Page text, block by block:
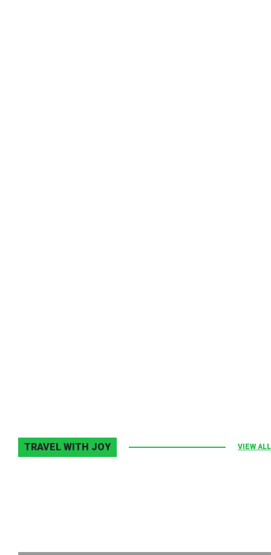
TRAVEL WITH JOY VIEW ALL